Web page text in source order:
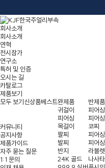
회사소개
회사소개
연혁
전시참가
연구소
특허 및 인증
오시는 길
카탈로그
제품보기
모두 보기신상품베스트완제품
귀걸이
피어싱
목걸이
팔찌
발찌
반지
24K 골드
반제품
피어싱
피어
코찌
피어
피어
라블렛
나사
커뮤니티
공지사항
제품가이드
자주 묻는 질문
1:1 문의